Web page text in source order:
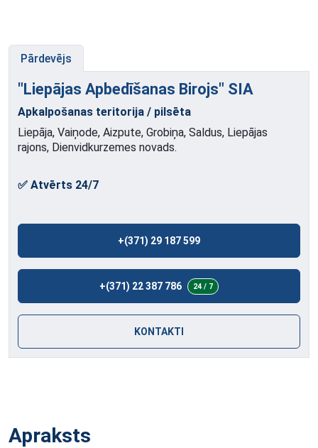
Pārdevējs
"Liepājas Apbedīšanas Birojs" SIA
Apkalpošanas teritorija / pilsēta
Liepāja, Vaiņode, Aizpute, Grobiņa, Saldus, Liepājas
rajons, Dienvidkurzemes novads.
✅ Atvērts 24/7
+(371) 29 187 599
+(371) 22 387 786 24 / 7
KONTAKTI
Apraksts